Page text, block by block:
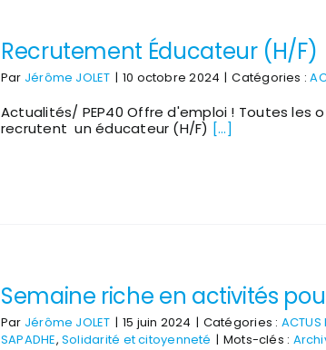
Recrutement Éducateur (H/F)
Par Jérôme JOLET | 10 octobre 2024 | Catégories :
Actualités/ PEP40 Offre d'emploi ! Toutes les
recrutent un éducateur (H/F) [...]
Semaine riche en activités
Par Jérôme JOLET | 15 juin 2024 | Catégories : ACTUS
SAPADHE,Solidarité et citoyenneté | Mots-clés :